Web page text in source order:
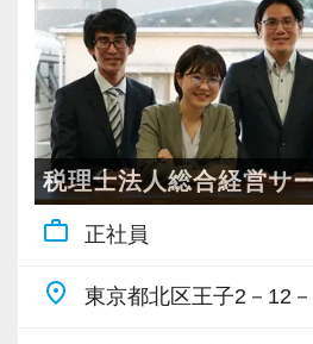
【年休130日＆土日祝休み♪
も抜群】
夏季休暇が7日間あり、7〜8
可能です。
仕事の調整ができれば有給
や旅行など、自分の時間を
験の勉強時間も確保しやす
る方が、現在2名在籍し活躍
税理士法人総合経営サ
work_outline 正社員
place 東京都北区王子2－12